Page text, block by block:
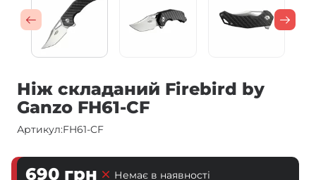
Ніж складаний Firebird by
Ganzo FH61-CF
Артикул:FH61-CF
690 грн Немає в наявності